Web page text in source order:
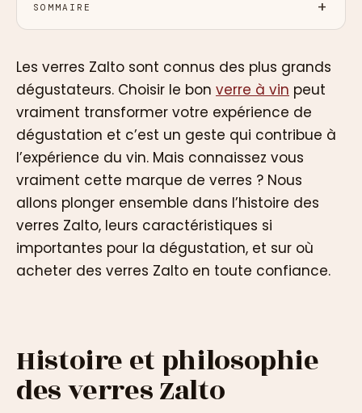
SOMMAIRE
Les verres Zalto sont connus des plus grands
dégustateurs. Choisir le bon verre à vin peut
vraiment transformer votre expérience de
dégustation et c’est un geste qui contribue à
l’expérience du vin. Mais connaissez vous
vraiment cette marque de verres ? Nous
allons plonger ensemble dans l’histoire des
verres Zalto, leurs caractéristiques si
importantes pour la dégustation, et sur où
acheter des verres Zalto en toute confiance.
Histoire et philosophie
des verres Zalto